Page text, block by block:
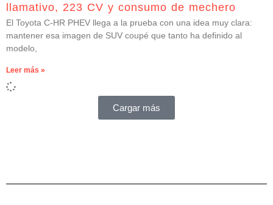
llamativo, 223 CV y consumo de mechero
El Toyota C-HR PHEV llega a la prueba con una idea muy clara:
mantener esa imagen de SUV coupé que tanto ha definido al
modelo,
Leer más »
Cargar más